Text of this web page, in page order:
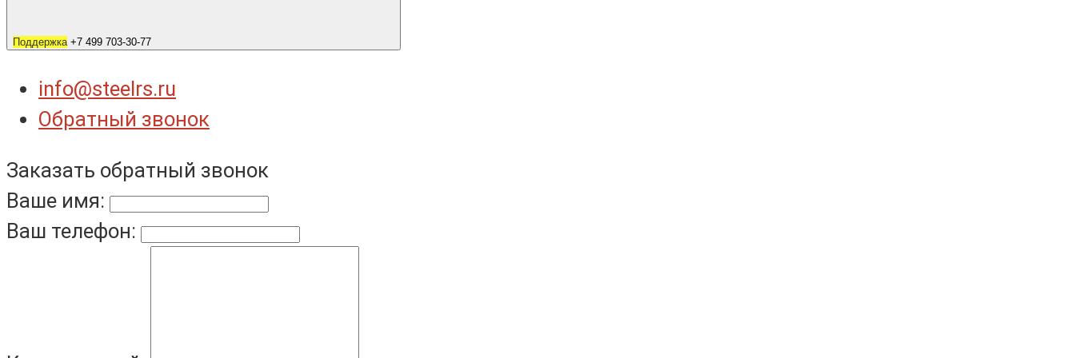
Поддержка +7 499 703-30-77
info@steelrs.ru
Обратный звонок
Заказать обратный звонок
Ваше имя:
Ваш телефон: